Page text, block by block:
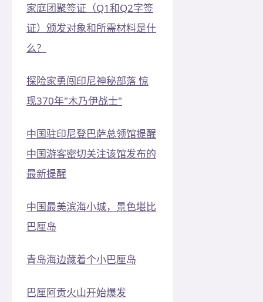
家庭团聚签证（Q1和Q2字签
证）颁发对象和所需材料是什
么？
探险家勇闯印尼神秘部落 惊
现370年"木乃伊战士"
中国驻印尼登巴萨总领馆提醒
中国游客密切关注该馆发布的
最新提醒
中国最美滨海小城，景色堪比
巴厘岛
青岛海边藏着个小巴厘岛
巴厘阿贡火山开始爆发